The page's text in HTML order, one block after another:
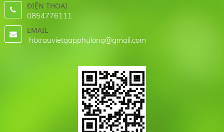
ĐIỆN THOẠI
0854776111
EMAIL
htxrauvietgapphulong@gmail.com